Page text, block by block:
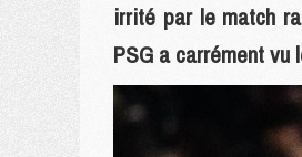
irrité par le match
PSG a carrément